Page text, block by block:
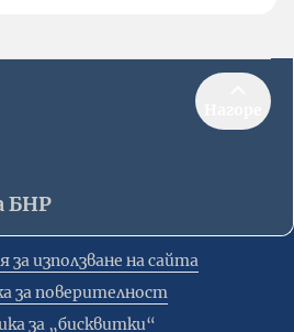
БНР
за използване на сайта
за поверителност
за „бисквитки“